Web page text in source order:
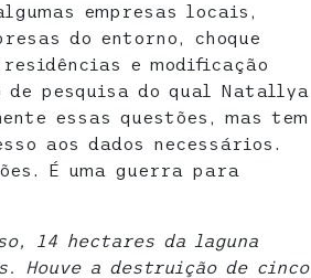
empresas locais,
do entorno, choque
e modificação
pesquisa do qual Natallya
essas questões, mas tem
aos dados necessários.
É uma guerra para
14 hectares da laguna
Houve a destruição de cinco